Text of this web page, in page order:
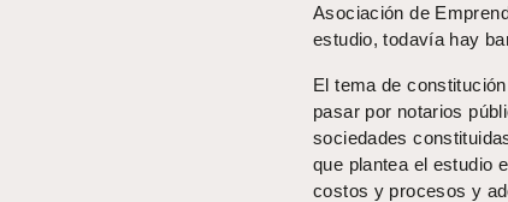
Asociación de
estudio, todavía hay
El tema de
pasar por notarios
sociedades
que plantea el estudio
costos y procesos y